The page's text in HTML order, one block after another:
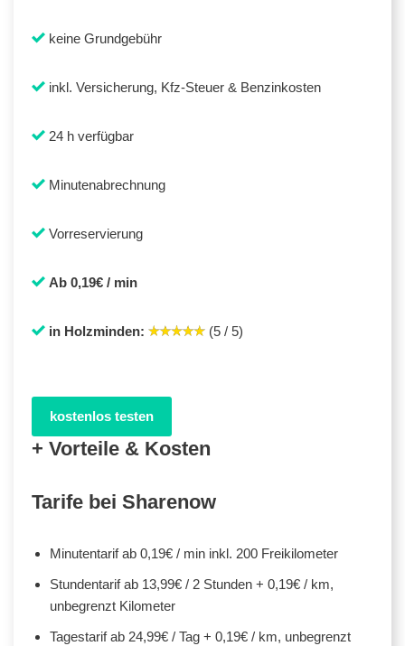
keine Grundgebühr
inkl. Versicherung, Kfz-Steuer & Benzinkosten
24 h verfügbar
Minutenabrechnung
Vorreservierung
Ab 0,19€ / min
in Holzminden: (5 / 5)
kostenlos testen
+ Vorteile & Kosten
Tarife bei Sharenow
Minutentarif ab 0,19€ / min inkl. 200 Freikilometer
Stundentarif ab 13,99€ / 2 Stunden + 0,19€ / km,
unbegrenzt Kilometer
Tagestarif ab 24,99€ / Tag + 0,19€ / km, unbegrenzt